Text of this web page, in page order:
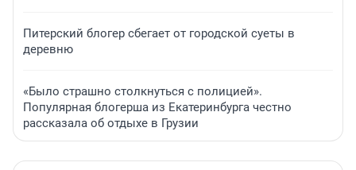
Питерский блогер сбегает от городской суеты в
деревню
«Было страшно столкнуться с полицией».
Популярная блогерша из Екатеринбурга честно
рассказала об отдыхе в Грузии